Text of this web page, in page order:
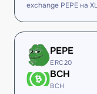
exchange PEPE на
PEPE
ERC20
BCH
BCH